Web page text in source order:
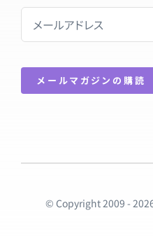
メールマガジンの購読
© Copyright 2009 -